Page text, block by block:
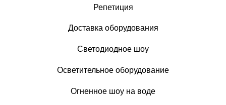
Репетиция
Доставка оборудования
Светодиодное шоу
Осветительное оборудование
Огненное шоу на воде